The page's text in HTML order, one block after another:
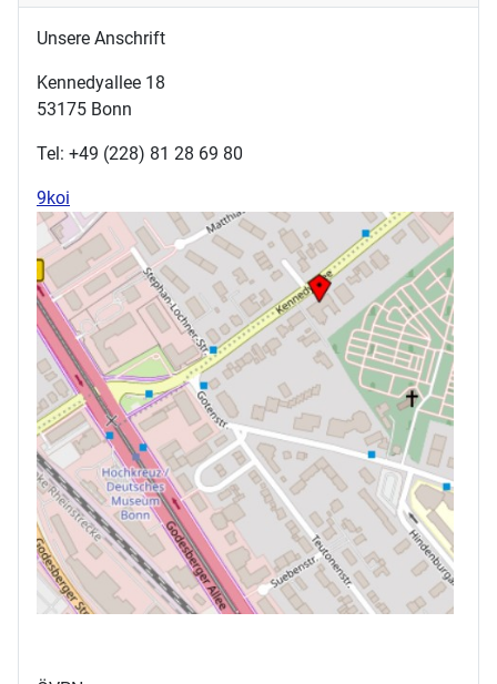
Unsere Anschrift
Kennedyallee 18
53175 Bonn
Tel: +49 (228) 81 28 69 80
9koi